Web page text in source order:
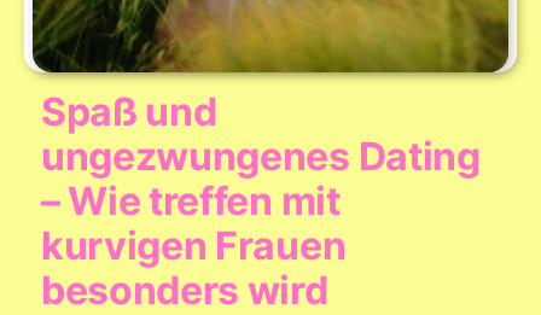
Spaß und
ungezwungenes Dating
– Wie treffen mit
kurvigen Frauen
besonders wird